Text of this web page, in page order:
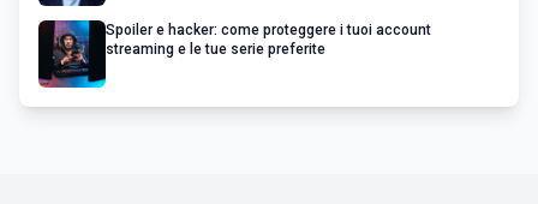
Spoiler e hacker: come proteggere i tuoi account
streaming e le tue serie preferite